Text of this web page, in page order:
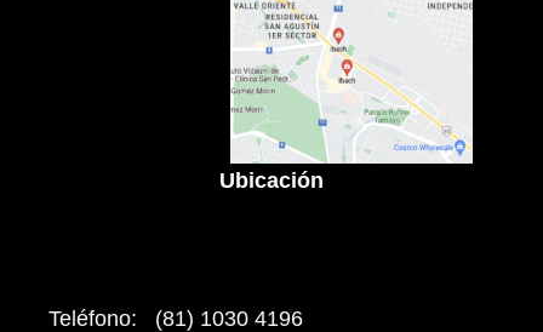
Ubicación
Teléfono: (81) 1030 4196